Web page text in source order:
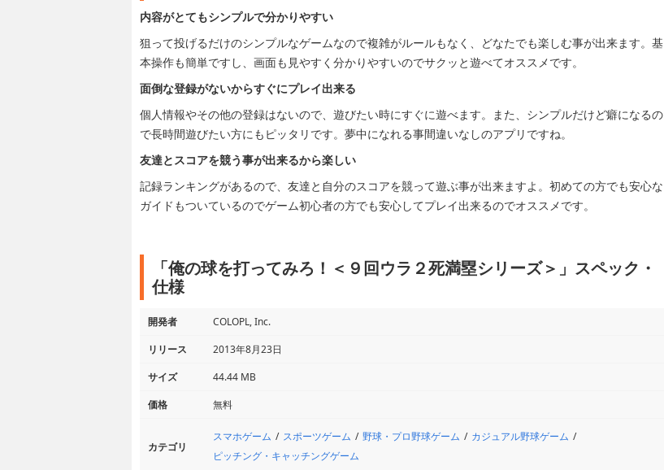
内容がとてもシンプルで分かりやすい
狙って投げるだけのシンプルなゲームなので複雑がルールもなく、どなたでも楽しむ事が出来ます。基
本操作も簡単ですし、画面も見やすく分かりやすいのでサクッと遊べてオススメです。
面倒な登録がないからすぐにプレイ出来る
個人情報やその他の登録はないので、遊びたい時にすぐに遊べます。また、シンプルだけど癖になるの
で長時間遊びたい方にもピッタリです。夢中になれる事間違いなしのアプリですね。
友達とスコアを競う事が出来るから楽しい
記録ランキングがあるので、友達と自分のスコアを競って遊ぶ事が出来ますよ。初めての方でも安心な
ガイドもついているのでゲーム初心者の方でも安心してプレイ出来るのでオススメです。
「俺の球を打ってみろ！＜９回ウラ２死満塁シリーズ＞」スペック・
仕様
開発者
COLOPL, Inc.
リリース
2013年8月23日
サイズ
44.44 MB
価格
無料
カテゴリ
スマホゲーム スポーツゲーム 野球・プロ野球ゲーム
カジュアル野球ゲーム
ピッチング・キャッチングゲーム